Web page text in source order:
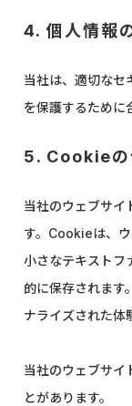
4. 個人情報
当社は、適切なセ
を保護するために
5. Cookieの
当社のウェブサイ
す。Cookieは、
小さなテキストフ
的に保存されます
ナライズされた体
当社のウェブサイ
とがあります。